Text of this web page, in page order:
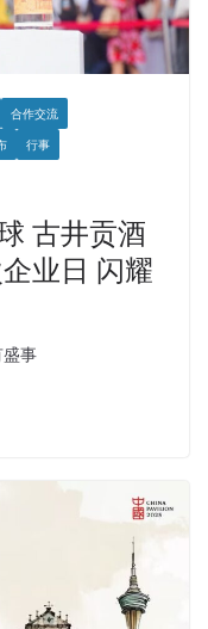
合作交流
行事
古井贡酒
业日 闪耀
事